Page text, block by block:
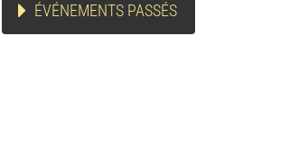
ÉVÉNEMENTS PASSÉS